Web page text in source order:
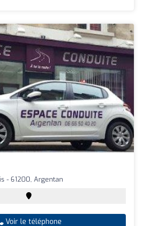
- 61200, Argentan
Voir le téléphone